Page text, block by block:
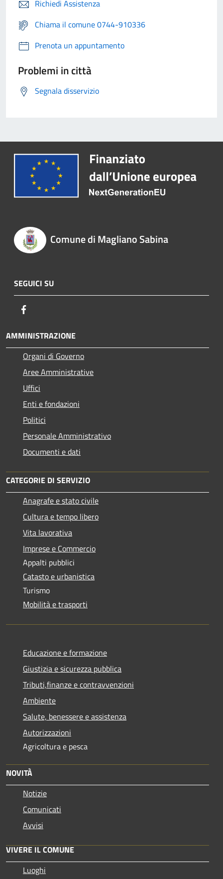
Richiedi Assistenza
Chiama il comune 0744-910336
Prenota un appuntamento
Problemi in città
Segnala disservizio
Comune di Magliano Sabina
SEGUICI SU
AMMINISTRAZIONE
Organi di Governo
Aree Amministrative
Uffici
Enti e fondazioni
Politici
Personale Amministrativo
Documenti e dati
CATEGORIE DI SERVIZIO
Anagrafe e stato civile
Cultura e tempo libero
Vita lavorativa
Imprese e Commercio
Appalti pubblici
Catasto e urbanistica
Turismo
Mobilità e trasporti
Educazione e formazione
Giustizia e sicurezza pubblica
Tributi,finanze e contravvenzioni
Ambiente
Salute, benessere e assistenza
Autorizzazioni
Agricoltura e pesca
NOVITÀ
Notizie
Comunicati
Avvisi
VIVERE IL COMUNE
Luoghi